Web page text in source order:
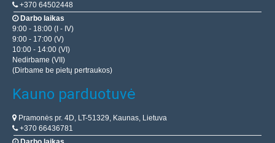
+370 64502448
Darbo laikas
9:00 - 18:00 (I - IV)
9:00 - 17:00 (V)
10:00 - 14:00 (VI)
Nedirbame (VII)
(Dirbame be pietų pertraukos)
Kauno parduotuvė
Pramonės pr. 4D, LT-51329, Kaunas, Lietuva
+370 66436781